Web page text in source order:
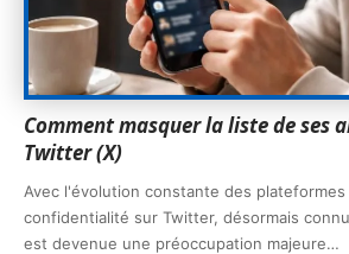
Comment masquer la liste de ses
Twitter (X)
Avec l'évolution constante des plateformes
confidentialité sur Twitter, désormais
est devenue une préoccupation majeure…